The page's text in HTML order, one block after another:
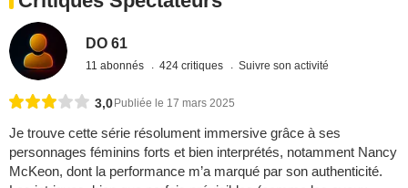
DO 61
11 abonnés 424 critiques Suivre son activité
3,0 Publiée le 17 mars 2025
Je trouve cette série résolument immersive grâce à ses
personnages féminins forts et bien interprétés, notamment Nancy
McKeon, dont la performance m’a marqué par son authenticité.